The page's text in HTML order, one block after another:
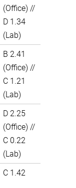
(Office) //
D 1.34
(Lab)
B 2.41
(Office) //
C 1.21
(Lab)
D 2.25
(Office) //
C 0.22
(Lab)
C 1.42